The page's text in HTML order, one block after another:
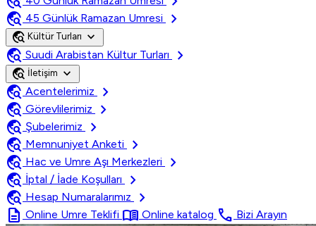
travel_explore 45 Günlük Ramazan Umresi chevron_right
travel_explore Kültür Turları expand_more
travel_explore Suudi Arabistan Kültur Turları chevron_right
travel_explore İletişim expand_more
travel_explore Acentelerimiz
chevron_right
travel_explore Görevlilerimiz
chevron_right
travel_explore Şubelerimiz
chevron_right
travel_explore Memnuniyet Anketi
chevron_right
travel_explore Hac ve Umre Aşı Merkezleri
chevron_right
travel_explore İptal / İade Koşulları
chevron_right
travel_explore Hesap Numaralarımız
chevron_right
description Online Umre Teklifi menu_book Online katalog call Bizi Arayın